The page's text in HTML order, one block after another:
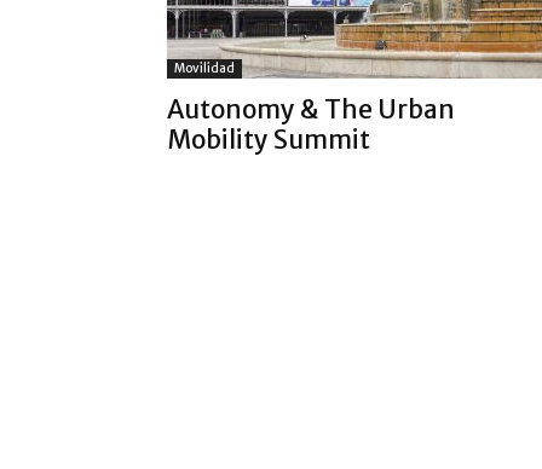
Movilidad
Autonomy & The Urban
Mobility Summit